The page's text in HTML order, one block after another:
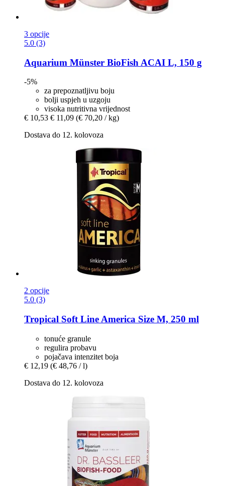
3 opcije
5.0 (3)
Aquarium Münster BioFish ACAI L, 150 g
-5%
za prepoznatljivu boju
bolji uspjeh u uzgoju
visoka nutritivna vrijednost
€ 10,53 € 11,09 (€ 70,20 / kg)
Dostava do 12. kolovoza
2 opcije
5.0 (3)
Tropical Soft Line America Size M, 250 ml
tonuće granule
regulira probavu
pojačava intenzitet boja
€ 12,19 (€ 48,76 / l)
Dostava do 12. kolovoza